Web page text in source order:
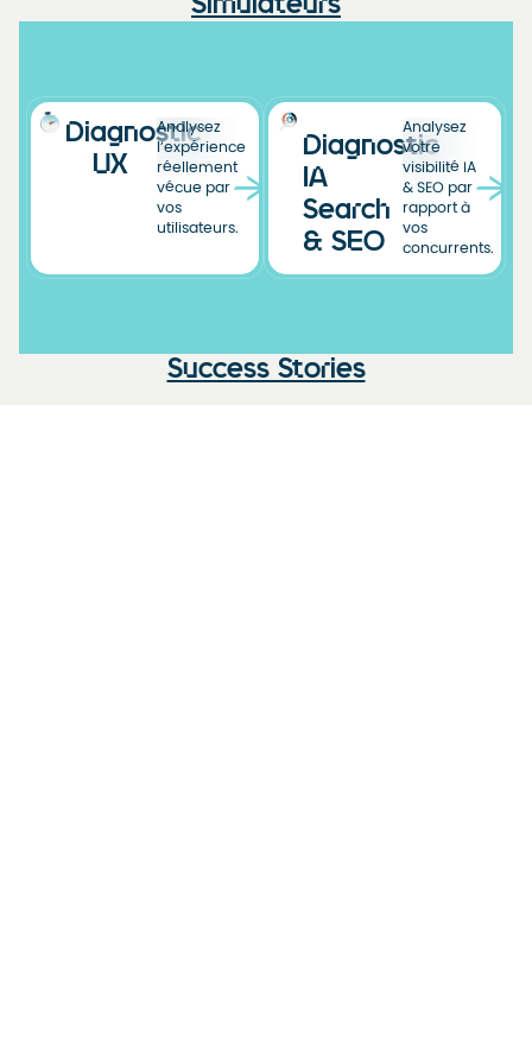
Diagnostic
UX
Analysez
l’expérience
réellement
vécue par
vos
utilisateurs.
Diagnostic
IA
Search
& SEO
Analysez
votre
visibilité IA
& SEO par
rapport à
vos
concurrents.
Success Stories